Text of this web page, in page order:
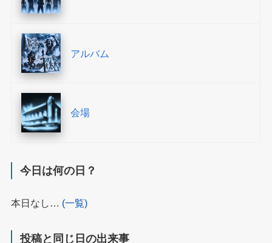
アルバム
会場
今日は何の日？
本日なし… (一覧)
投稿と同じ日の出来事